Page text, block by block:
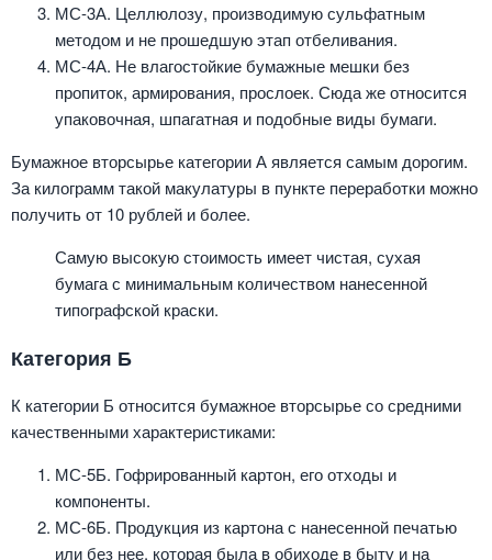
МС-3А. Целлюлозу, производимую сульфатным
методом и не прошедшую этап отбеливания.
МС-4А. Не влагостойкие бумажные мешки без
пропиток, армирования, прослоек. Сюда же относится
упаковочная, шпагатная и подобные виды бумаги.
Бумажное вторсырье категории А является самым дорогим.
За килограмм такой макулатуры в пункте переработки можно
получить от 10 рублей и более.
Самую высокую стоимость имеет чистая, сухая
бумага с минимальным количеством нанесенной
типографской краски.
Категория Б
К категории Б относится бумажное вторсырье со средними
качественными характеристиками:
МС-5Б. Гофрированный картон, его отходы и
компоненты.
МС-6Б. Продукция из картона с нанесенной печатью
или без нее, которая была в обиходе в быту и на